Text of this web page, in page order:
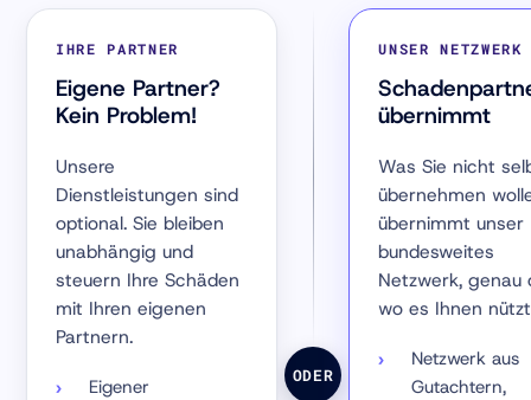
IHRE PARTNER
Eigene Partner?
Kein Problem!
Unsere
Dienstleistungen sind
optional. Sie bleiben
unabhängig und
steuern Ihre Schäden
mit Ihren eigenen
Partnern.
Eigener
ODER
UNSER NETZWERK
übernimmt
Was Sie nicht
übernehmen
übernimmt unser
bundesweites
Netzwerk, genau
wo es Ihnen
Netzwerk aus
Gutachtern,